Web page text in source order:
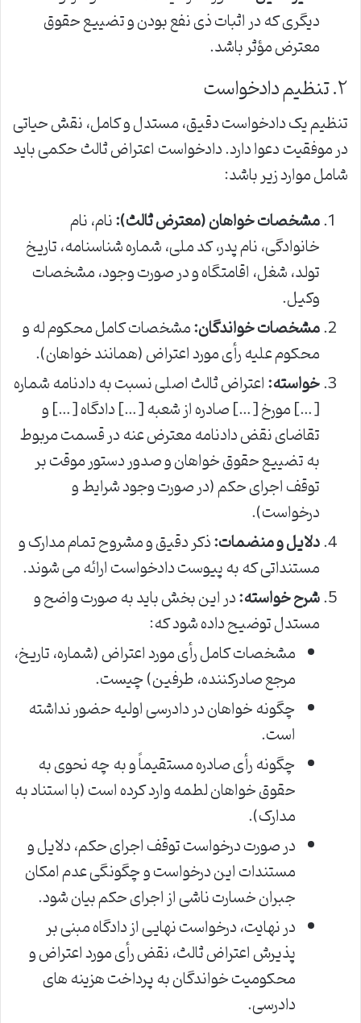
دیگری که در اثبات ذی نفع بودن و تضییع حقوق
معترض مؤثر باشد.
۲. تنظیم دادخواست
تنظیم یک دادخواست دقیق، مستدل و کامل، نقش حیاتی
در موفقیت دعوا دارد. دادخواست اعتراض ثالث حکمی باید
شامل موارد زیر باشد:
مشخصات خواهان (معترض ثالث):نام، نام
خانوادگی، نام پدر، کد ملی، شماره شناسنامه، تاریخ
تولد، شغل، اقامتگاه و در صورت وجود، مشخصات
وکیل.
مشخصات خواندگان:مشخصات کامل محکوم له و
محکوم علیه رأی مورد اعتراض (همانند خواهان).
خواسته:اعتراض ثالث اصلی نسبت به دادنامه شماره
[…] مورخ […] صادره از شعبه […] دادگاه […] و
تقاضای نقض دادنامه معترض عنه در قسمت مربوط
به تضییع حقوق خواهان و صدور دستور موقت بر
توقف اجرای حکم (در صورت وجود شرایط و
درخواست).
دلایل و منضمات:ذکر دقیق و مشروح تمام مدارک و
مستنداتی که به پیوست دادخواست ارائه می شوند.
شرح خواسته:در این بخش باید به صورت واضح و
مستدل توضیح داده شود که:
مشخصات کامل رأی مورد اعتراض (شماره، تاریخ،
مرجع صادرکننده، طرفین) چیست.
چگونه خواهان در دادرسی اولیه حضور نداشته
است.
چگونه رأی صادره مستقیماً و به چه نحوی به
حقوق خواهان لطمه وارد کرده است (با استناد به
مدارک).
در صورت درخواست توقف اجرای حکم، دلایل و
مستندات این درخواست و چگونگی عدم امکان
جبران خسارت ناشی از اجرای حکم بیان شود.
در نهایت، درخواست نهایی از دادگاه مبنی بر
پذیرش اعتراض ثالث، نقض رأی مورد اعتراض و
محکومیت خواندگان به پرداخت هزینه های
دادرسی.